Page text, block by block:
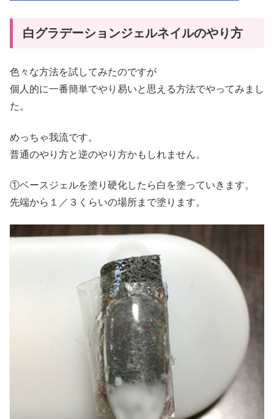
白グラデーションジェルネイルのやり方
色々な方法を試してみたのですが
個人的に一番簡単でやり易いと思える方法でやってみまし
た。
めっちゃ我流です。
普通のやり方と逆のやり方かもしれません。
①ベースジェルを塗り硬化したら白を塗っていきます。
先端から１／３くらいの場所まで塗ります。